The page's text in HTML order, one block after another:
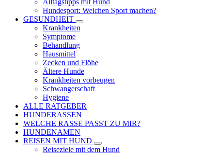
Alltagstipps mit Hund
Hundesport: Welchen Sport machen?
GESUNDHEIT
Krankheiten
Symptome
Behandlung
Hausmittel
Zecken und Flöhe
Ältere Hunde
Krankheiten vorbeugen
Schwangerschaft
Hygiene
ALLE RATGEBER
HUNDERASSEN
WELCHE RASSE PASST ZU MIR?
HUNDENAMEN
REISEN MIT HUND
Reiseziele mit dem Hund